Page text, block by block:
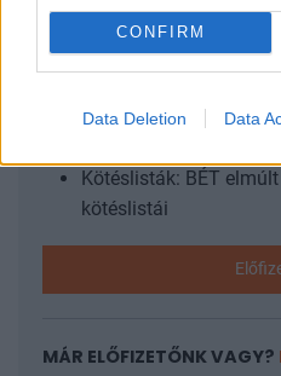
CONFIRM
Data Deletion Data
A keresett cikk a
tartozik, melynek olvasása
regisztrációhoz kötött.
Az előfizetés a
Kötéslisták: BÉT
kötéslistái
MÁR ELŐFIZETŐNK VAGY?